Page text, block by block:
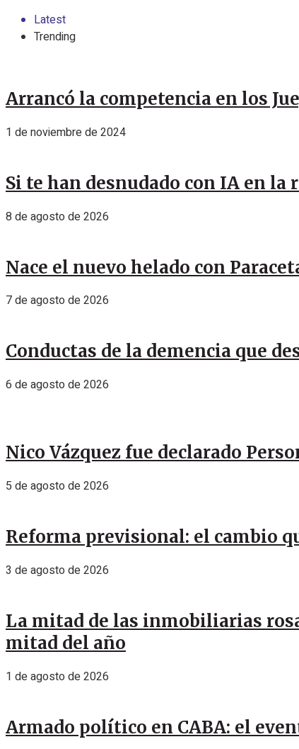
Latest
Trending
Arrancó la competencia en los
1 de noviembre de 2024
Si te han desnudado con IA en
8 de agosto de 2026
Nace el nuevo helado con
7 de agosto de 2026
Conductas de la demencia que
6 de agosto de 2026
Nico Vázquez fue declarado
5 de agosto de 2026
Reforma previsional: el cambio
3 de agosto de 2026
La mitad de las inmobiliarias
mitad del año
1 de agosto de 2026
Armado político en CABA: el